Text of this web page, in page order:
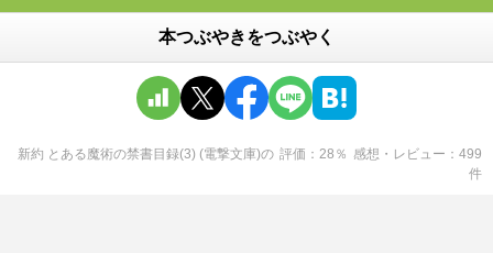
本つぶやきをつぶやく
新約 とある魔術の禁書目録(3) (電撃文庫)の 評価 28 ％ 感想・レビュー
499
件